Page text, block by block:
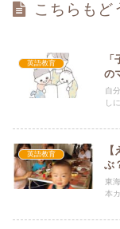
こちらもど
英語教育
の
自
し
英語教育
ぶ
東
本